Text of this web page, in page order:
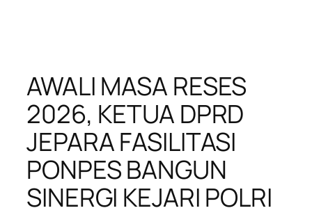
AWALI MASA RESES
2026, KETUA DPRD
JEPARA FASILITASI
PONPES BANGUN
SINERGI KEJARI POLRI